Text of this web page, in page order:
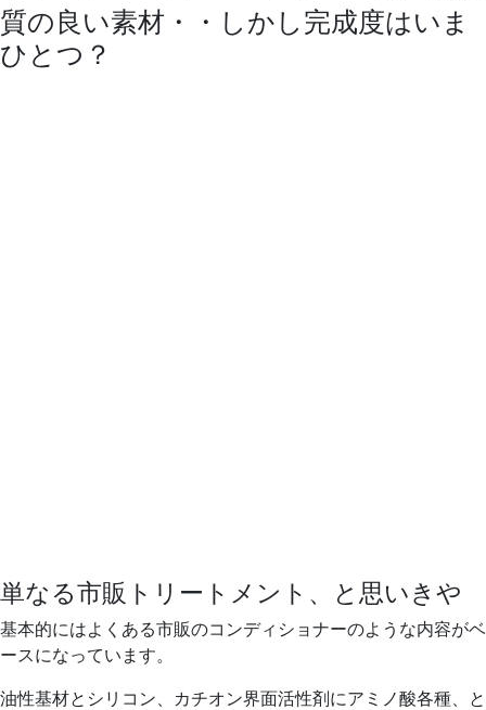
質の良い素材・・しかし完成度はいま
ひとつ？
単なる市販トリートメント、と思いきや
基本的にはよくある市販のコンディショナーのような内容がベ
ースになっています。
油性基材とシリコン、カチオン界面活性剤にアミノ酸各種、と